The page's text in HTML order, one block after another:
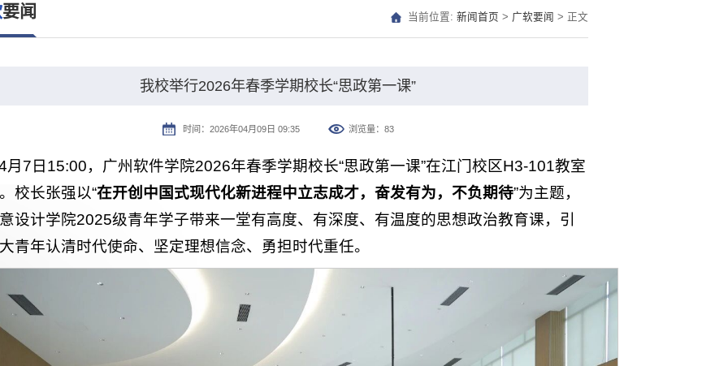
要闻 当前位置: 新闻首页 > 广软要闻 > 正文
我校举行2026年春季学期校长“思政第一课”
时间：2026年04月09日 09:35 浏览量： 83
月7日15:00，广州软件学院2026年春季学期校长“思政第一课”在江门校区H3-101教室
校长张强以“在开创中国式现代化新进程中立志成才，奋发有为，不负期待”为主题，
设计学院2025级青年学子带来一堂有高度、有深度、有温度的思想政治教育课，引
青年认清时代使命、坚定理想信念、勇担时代重任。